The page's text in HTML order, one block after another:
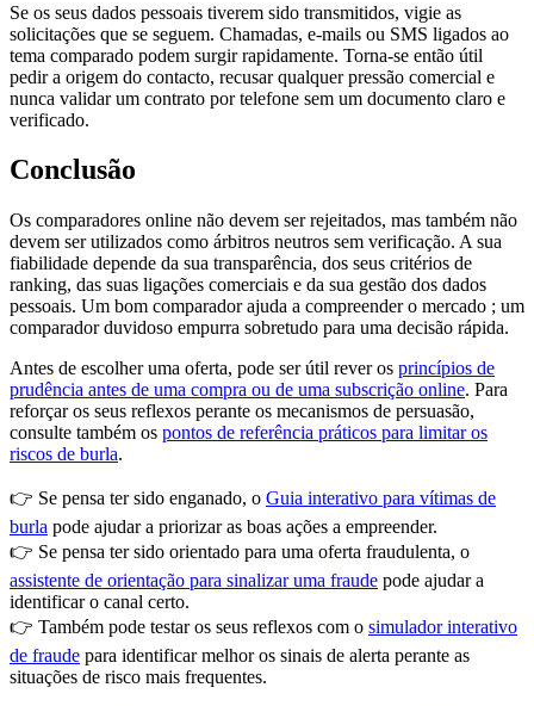
Se os seus dados pessoais tiverem sido transmitidos, vigie as
solicitações que se seguem. Chamadas, e-mails ou SMS ligados ao
tema comparado podem surgir rapidamente. Torna-se então útil
pedir a origem do contacto, recusar qualquer pressão comercial e
nunca validar um contrato por telefone sem um documento claro e
verificado.
Conclusão
Os comparadores online não devem ser rejeitados, mas também não
devem ser utilizados como árbitros neutros sem verificação. A sua
fiabilidade depende da sua transparência, dos seus critérios de
ranking, das suas ligações comerciais e da sua gestão dos dados
pessoais. Um bom comparador ajuda a compreender o mercado ; um
comparador duvidoso empurra sobretudo para uma decisão rápida.
Antes de escolher uma oferta, pode ser útil rever os princípios de
prudência antes de uma compra ou de uma subscrição online. Para
reforçar os seus reflexos perante os mecanismos de persuasão,
consulte também os pontos de referência práticos para limitar os
riscos de burla.
👉 Se pensa ter sido enganado, o Guia interativo para vítimas de
burla pode ajudar a priorizar as boas ações a empreender.
👉 Se pensa ter sido orientado para uma oferta fraudulenta, o
assistente de orientação para sinalizar uma fraude pode ajudar a
identificar o canal certo.
👉 Também pode testar os seus reflexos com o simulador interativo
de fraude para identificar melhor os sinais de alerta perante as
situações de risco mais frequentes.